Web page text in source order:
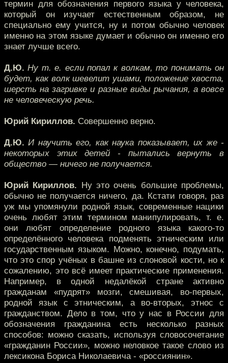
термин для обозначения первого языка у человека,
который он изучает естественным образом, не
специально ему учится, ну и потом обычно человек
именно на этом языке думает и обычно он именно его
знает лучше всего.
Д.Ю. Ну т. е. если попал к волкам, то понимать он
будет, как волк шевелит ушами, положение хвоста,
шерсть на загривке и разные виды рычания, а вовсе
не человеческую речь.
Юрий Кириллов. Совершенно верно.
Д.Ю. И научить его, как наука показывает, их же -
некоторых этих детей - пытались вернуть в
общество — ничего не получается.
Юрий Кириллов. Ну это очень большие проблемы,
обычно не получается ничего, да. Кстати говоря, раз
уж мы упомянули родной язык, современные нацики
очень любят этим термином манипулировать, т. е.
они любят определение родного языка какого-то
определённого человека подменять этническим или
государственным языком. Можно, конечно, подумать,
что это спор учёных в башне из слоновой кости, но к
сожалению, это всё имеет практические применения.
Например, в одной недалёкой стране активно
гражданам «пудрят» мозги, смешивая, во-первых,
родной язык с этническим, а во-вторых, этнос с
гражданством. Дело в том, что у нас в России для
обозначения гражданина есть несколько разных
способов: можно сказать, используя словосочетание
«гражданин России», можно неловкое такое слово из
лексикона Бориса Николаевича - «россиянин».